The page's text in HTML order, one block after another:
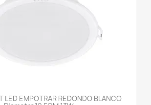
LED EMPOTRAR REDONDO BLANCO